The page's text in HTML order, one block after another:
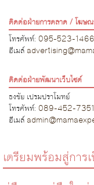
ติดต่อฝ่ายการตลาด / โฆษ
โทรศัพท์: 095-523-1466
อีเมล์
ติดต่อฝ่ายพัฒนาเว็บไซต์
ธงชัย เปรมปราโมทย์
โทรศัพท์: 089-452-7351
อีเมล์
เตรียมพร้อมสู่การ